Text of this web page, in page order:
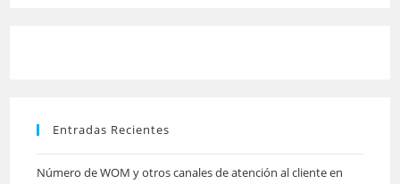
Entradas Recientes
Número de WOM y otros canales de atención al cliente en